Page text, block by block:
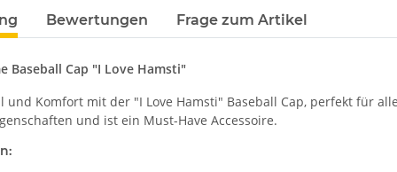
Bewertungen Frage zum Artikel
Baseball Cap "I Love Hamsti"
und Komfort mit der "I Love Hamsti" Baseball Cap, perfekt für
und ist ein Must-Have Accessoire.